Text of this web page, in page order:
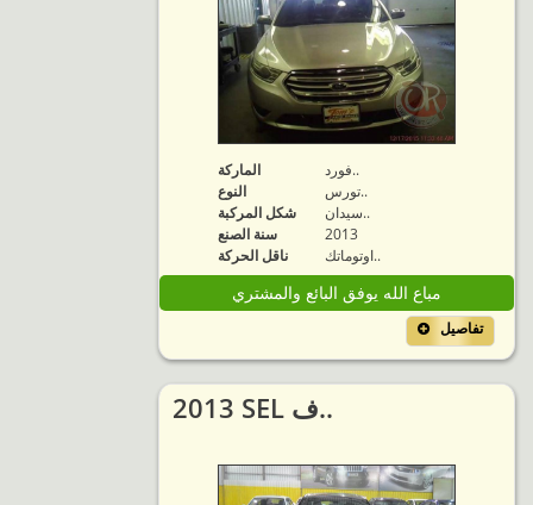
الماركة
فورد..
النوع
تورس..
شكل المركبة
سيدان..
سنة الصنع
2013
ناقل الحركة
اوتوماتك..
مباع الله يوفق البائع والمشتري
تفاصيل
2013 SEL ف..